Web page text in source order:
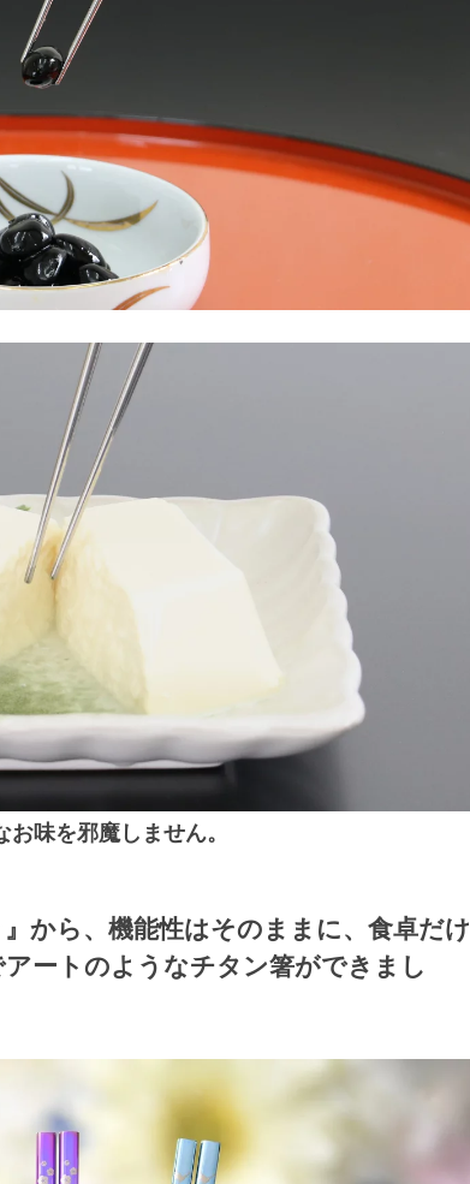
味を邪魔しません。
から、機能性はそのままに、食卓だけ
ートのようなチタン箸ができまし